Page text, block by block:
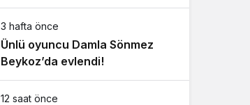
3 hafta önce
Ünlü oyuncu Damla Sönmez
Beykoz’da evlendi!
12 saat önce